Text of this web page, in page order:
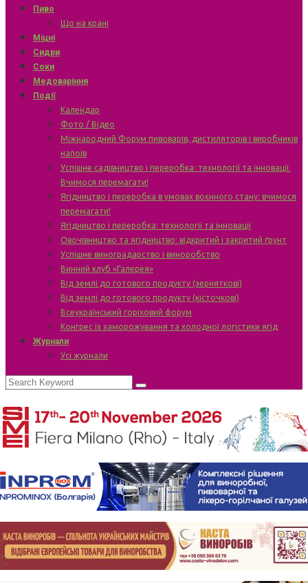
Пиво
Що на крані
Міцні
Сидри
Соки
Медоваріння
Події
Календар
Фото / Відео
Міжнародний Форум пивоварів, дистиляторів і виробників
напоїв
Успішне садівництво і переробка: технології та інновації.
Вчимося перемагати!
Ягідництво і переробка в умовах воєнного стану: вчимося
перемагати!
Ягідництво і переробка: технології та інновації
Овочівництво та ягідництво: відкритий і закритий ґрунт
Успішне виноградарство і виноробство
Винний клуб «Галерея»
Від землі до готового продукту (зерняткові)
Від землі до готового продукту (кісточкові)
Всеукраїнський горіховий форум
Конгрес із заморожування та холодної логістики ягід
Журнали
Усі журнали